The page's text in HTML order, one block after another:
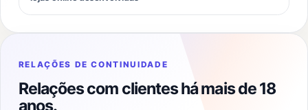
RELAÇÕES DE CONTINUIDADE
Relações com clientes há mais de 18
anos.